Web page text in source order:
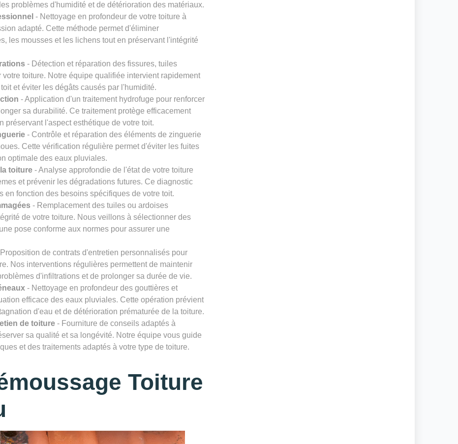
problèmes d'humidité et de détérioration des matériaux.
- Nettoyage en profondeur de votre toiture à
adapté. Cette méthode permet d'éliminer
les mousses et les lichens tout en préservant l'intégrité
- Détection et réparation des fissures, tuiles
toiture. Notre équipe qualifiée intervient rapidement
et éviter les dégâts causés par l'humidité.
- Application d'un traitement hydrofuge pour renforcer
sa durabilité. Ce traitement protège efficacement
préservant l'aspect esthétique de votre toit.
- Contrôle et réparation des éléments de zinguerie
Cette vérification régulière permet d'éviter les fuites
optimale des eaux pluviales.
toiture - Analyse approfondie de l'état de votre toiture
et prévenir les dégradations futures. Ce diagnostic
en fonction des besoins spécifiques de votre toit.
- Remplacement des tuiles ou ardoises
de votre toiture. Nous veillons à sélectionner des
pose conforme aux normes pour assurer une
de contrats d'entretien personnalisés pour
Nos interventions régulières permettent de maintenir
d'infiltrations et de prolonger sa durée de vie.
- Nettoyage en profondeur des gouttières et
efficace des eaux pluviales. Cette opération prévient
d'eau et de détérioration prématurée de la toiture.
de toiture - Fourniture de conseils adaptés à
sa qualité et sa longévité. Notre équipe vous guide
et des traitements adaptés à votre type de toiture.
Toiture